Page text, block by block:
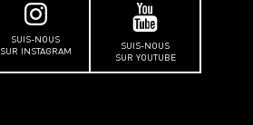
SUIS-NOUS
SUR INSTAGRAM
SUIS-NOUS
SUR YOUTUBE